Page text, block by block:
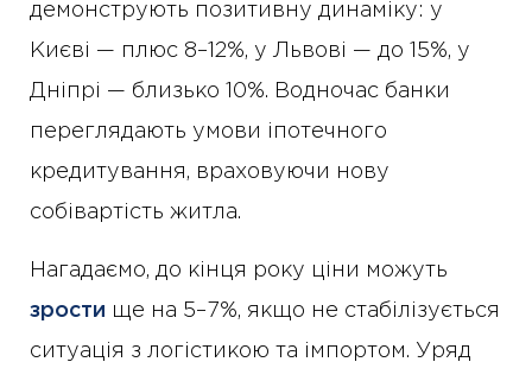
демонструють позитивну динаміку: у
Києві — плюс 8–12%, у Львові — до 15%, у
Дніпрі — близько 10%. Водночас банки
переглядають умови іпотечного
кредитування, враховуючи нову
собівартість житла.
Нагадаємо, до кінця року ціни можуть
зрости ще на 5–7%, якщо не стабілізується
ситуація з логістикою та імпортом. Уряд